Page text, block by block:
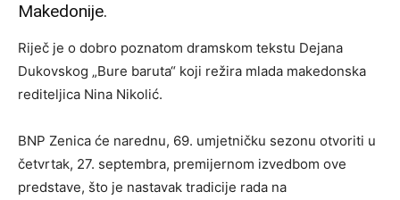
Makedonije.
Riječ je o dobro poznatom dramskom tekstu Dejana
Dukovskog „Bure baruta“ koji režira mlada makedonska
rediteljica Nina Nikolić.
BNP Zenica će narednu, 69. umjetničku sezonu otvoriti u
četvrtak, 27. septembra, premijernom izvedbom ove
predstave, što je nastavak tradicije rada na